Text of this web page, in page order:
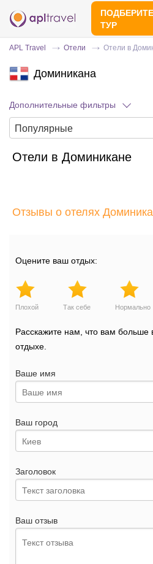
ТУР
минут
APL Travel Отели Отели в
Доминикана
Дополнительные фильтры
Отели в Доминикане
Отзывы о отелях
Оцените ваш отдых:
Плохой Так себе Нормально
Расскажите нам, что вам больше
отдыхе.
Ваше имя
Ваш город
Заголовок
Ваш отзыв